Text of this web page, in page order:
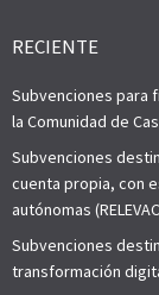
RECIENTE
Subvenciones para
la Comunidad de
Subvenciones
cuenta propia, con
autónomas
Subvenciones
transformación